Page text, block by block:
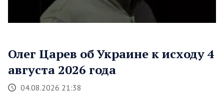
Олег Царев об Украине к исходу 4
августа 2026 года
04.08.2026 21:38